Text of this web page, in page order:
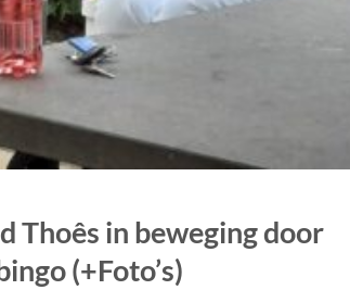
Thoês in beweging door
(+Foto’s)